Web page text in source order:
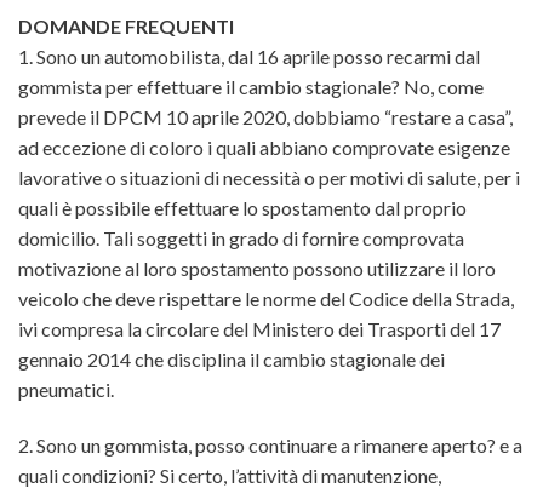
DOMANDE FREQUENTI
1. Sono un automobilista, dal 16 aprile posso recarmi dal
gommista per effettuare il cambio stagionale? No, come
prevede il DPCM 10 aprile 2020, dobbiamo “restare a casa”,
ad eccezione di coloro i quali abbiano comprovate esigenze
lavorative o situazioni di necessità o per motivi di salute, per i
quali è possibile effettuare lo spostamento dal proprio
domicilio. Tali soggetti in grado di fornire comprovata
motivazione al loro spostamento possono utilizzare il loro
veicolo che deve rispettare le norme del Codice della Strada,
ivi compresa la circolare del Ministero dei Trasporti del 17
gennaio 2014 che disciplina il cambio stagionale dei
pneumatici.
2. Sono un gommista, posso continuare a rimanere aperto? e a
quali condizioni? Si certo, l’attività di manutenzione,